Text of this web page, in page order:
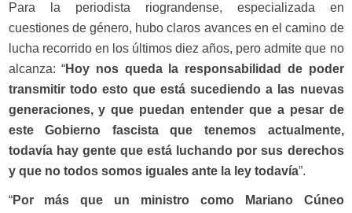
Para la periodista riograndense, especializada en
cuestiones de género, hubo claros avances en el camino de
lucha recorrido en los últimos diez años, pero admite que no
alcanza: “Hoy nos queda la responsabilidad de poder
transmitir todo esto que está sucediendo a las nuevas
generaciones, y que puedan entender que a pesar de
este Gobierno fascista que tenemos actualmente,
todavía hay gente que está luchando por sus derechos
y que no todos somos iguales ante la ley todavía”.
“Por más que un ministro como Mariano Cúneo